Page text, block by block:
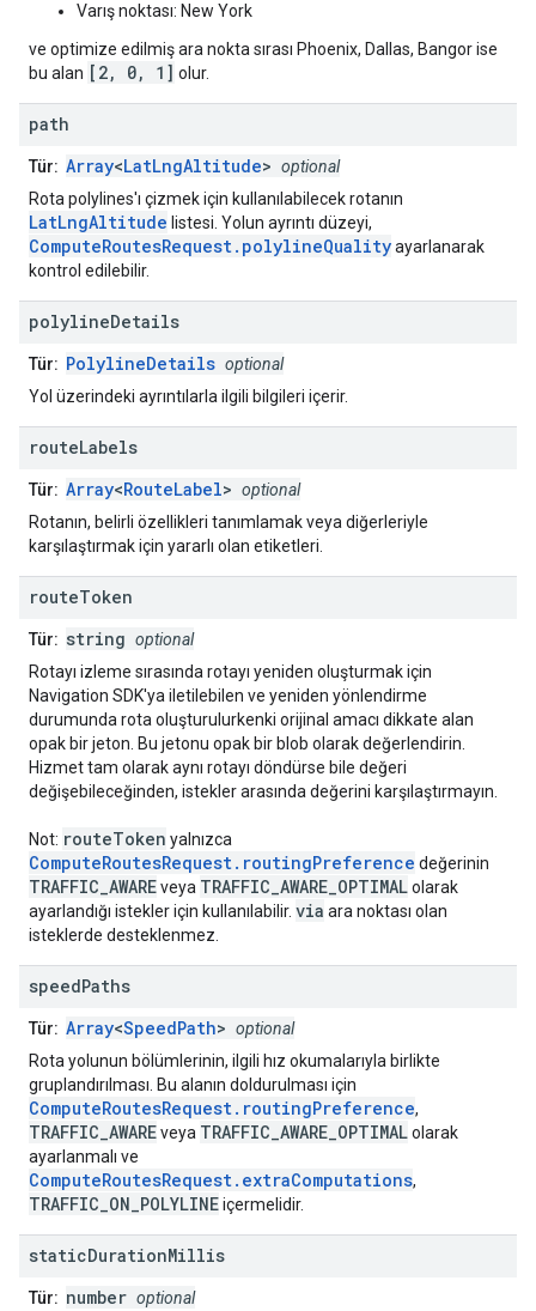
Varış noktası: New York
ve optimize edilmiş ara nokta sırası Phoenix, Dallas, Bangor ise
bu alan [2, 0, 1] olur.
path
Tür: Array<LatLngAltitude> optional
Rota polylines'ı çizmek için kullanılabilecek rotanın
LatLngAltitude listesi. Yolun ayrıntı düzeyi,
ComputeRoutesRequest.polylineQualityayarlanarak
kontrol edilebilir.
polylineDetails
Tür: PolylineDetails optional
Yol üzerindeki ayrıntılarla ilgili bilgileri içerir.
routeLabels
Tür: Array<RouteLabel> optional
Rotanın, belirli özellikleri tanımlamak veya diğerleriyle
karşılaştırmak için yararlı olan etiketleri.
routeToken
Tür: string optional
Rotayı izleme sırasında rotayı yeniden oluşturmak için
Navigation SDK'ya iletilebilen ve yeniden yönlendirme
durumunda rota oluşturulurkenki orijinal amacı dikkate alan
opak bir jeton. Bu jetonu opak bir blob olarak değerlendirin.
Hizmet tam olarak aynı rotayı döndürse bile değeri
değişebileceğinden, istekler arasında değerini karşılaştırmayın.
Not: routeToken yalnızca
ComputeRoutesRequest.routingPreference değerinin
TRAFFIC_AWAREveya TRAFFIC_AWARE_OPTIMALolarak
ayarlandığı istekler için kullanılabilir. via ara noktası olan
isteklerde desteklenmez.
speedPaths
Tür: Array<SpeedPath> optional
Rota yolunun bölümlerinin, ilgili hız okumalarıyla birlikte
gruplandırılması. Bu alanın doldurulması için
ComputeRoutesRequest.routingPreference,
TRAFFIC_AWAREveya TRAFFIC_AWARE_OPTIMALolarak
ayarlanmalı ve
ComputeRoutesRequest.extraComputations,
TRAFFIC_ON_POLYLINEiçermelidir.
staticDurationMillis
Tür: number optional